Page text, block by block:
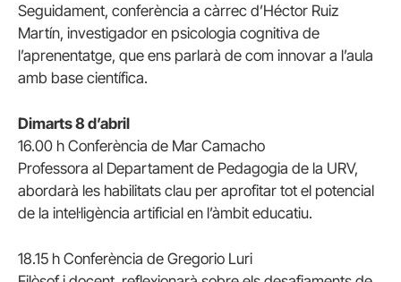
Seguidament, conferència a càrrec d’Héctor Ruiz
Martín, investigador en psicologia cognitiva de
l’aprenentatge, que ens parlarà de com innovar a l’aula
amb base científica.
Dimarts 8 d’abril
16.00 h Conferència de Mar Camacho
Professora al Departament de Pedagogia de la URV,
abordarà les habilitats clau per aprofitar tot el potencial
de la intel·ligència artificial en l’àmbit educatiu.
18.15 h Conferència de Gregorio Luri